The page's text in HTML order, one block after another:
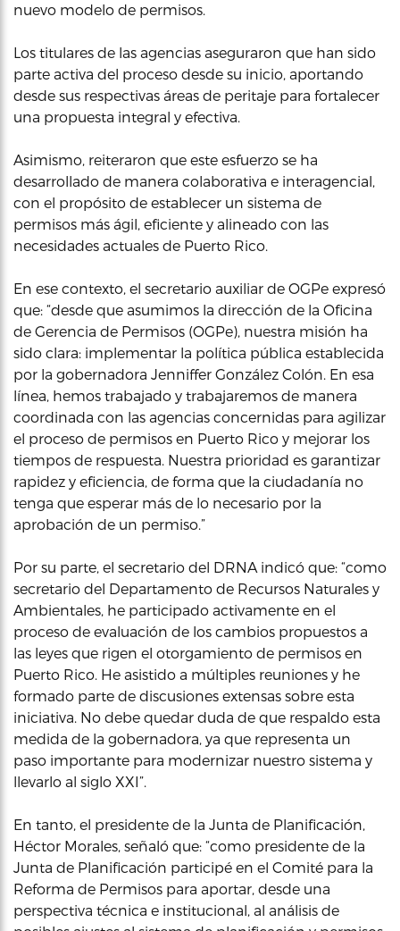
nuevo modelo de permisos.
Los titulares de las agencias aseguraron que han sido
parte activa del proceso desde su inicio, aportando
desde sus respectivas áreas de peritaje para fortalecer
una propuesta integral y efectiva.
Asimismo, reiteraron que este esfuerzo se ha
desarrollado de manera colaborativa e interagencial,
con el propósito de establecer un sistema de
permisos más ágil, eficiente y alineado con las
necesidades actuales de Puerto Rico.
En ese contexto, el secretario auxiliar de OGPe expresó
que: “desde que asumimos la dirección de la Oficina
de Gerencia de Permisos (OGPe), nuestra misión ha
sido clara: implementar la política pública establecida
por la gobernadora Jenniffer González Colón. En esa
línea, hemos trabajado y trabajaremos de manera
coordinada con las agencias concernidas para agilizar
el proceso de permisos en Puerto Rico y mejorar los
tiempos de respuesta. Nuestra prioridad es garantizar
rapidez y eficiencia, de forma que la ciudadanía no
tenga que esperar más de lo necesario por la
aprobación de un permiso.”
Por su parte, el secretario del DRNA indicó que: “como
secretario del Departamento de Recursos Naturales y
Ambientales, he participado activamente en el
proceso de evaluación de los cambios propuestos a
las leyes que rigen el otorgamiento de permisos en
Puerto Rico. He asistido a múltiples reuniones y he
formado parte de discusiones extensas sobre esta
iniciativa. No debe quedar duda de que respaldo esta
medida de la gobernadora, ya que representa un
paso importante para modernizar nuestro sistema y
llevarlo al siglo XXI”.
En tanto, el presidente de la Junta de Planificación,
Héctor Morales, señaló que: “como presidente de la
Junta de Planificación participé en el Comité para la
Reforma de Permisos para aportar, desde una
perspectiva técnica e institucional, al análisis de